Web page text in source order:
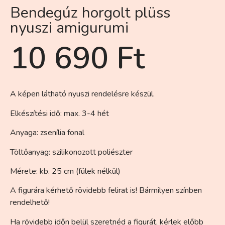
Bendegúz horgolt plüss
nyuszi amigurumi
10 690 Ft
A képen látható nyuszi rendelésre készül.
Elkészítési idő: max. 3-4 hét
Anyaga: zsenília fonal
Töltőanyag: szilikonozott poliészter
Mérete: kb. 25 cm (fülek nélkül)
A figurára kérhető rövidebb felirat is! Bármilyen színben
rendelhető!
Ha rövidebb időn belül szeretnéd a figurát, kérlek előbb